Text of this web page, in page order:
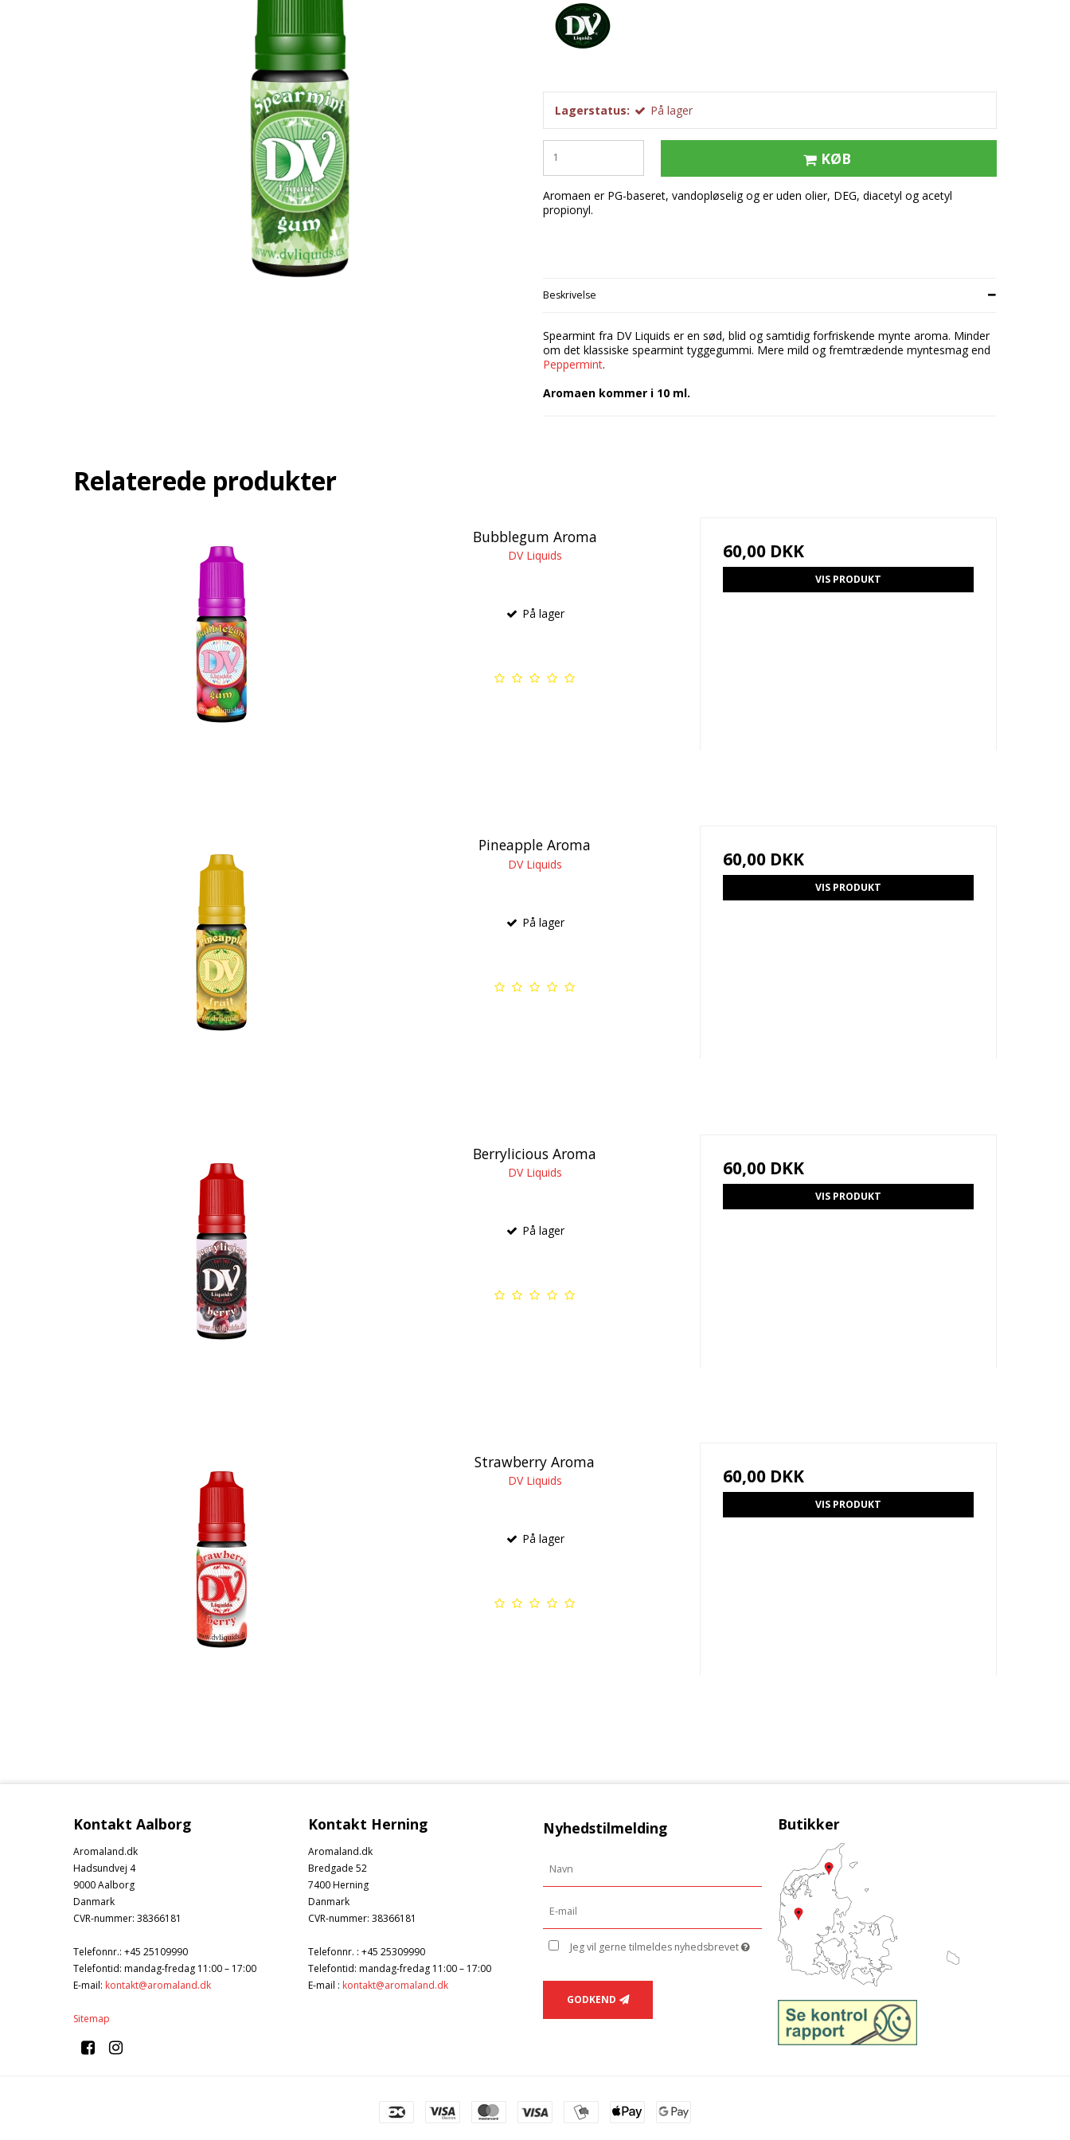
Lakrids aroma
Menthol aroma
Solbær aroma
Tobak aroma
M-Flavours
Ruffian
Startsæt
Tilbehør
Flødeboller
Is
Lagerstatus: På lager
KØB
Aromaen er PG-baseret, vandopløselig og er uden olier, DEG, diacetyl og acetyl
propionyl.
Beskrivelse
Spearmint fra DV Liquids er en sød, blid og samtidig forfriskende mynte aroma. Minder
om det klassiske spearmint tyggegummi. Mere mild ogfremtrædende myntesmag end
Peppermint.
Aromaen kommer i 10 ml.
Relaterede produkter
Bubblegum Aroma
DV Liquids
På lager
60,00 DKK
VIS PRODUKT
Pineapple Aroma
DV Liquids
På lager
60,00 DKK
VIS PRODUKT
Berrylicious Aroma
DV Liquids
På lager
60,00 DKK
VIS PRODUKT
Strawberry Aroma
DV Liquids
På lager
60,00 DKK
VIS PRODUKT
Kontakt Aalborg
Aromaland.dk
Hadsundvej 4
9000 Aalborg
Danmark
CVR-nummer: 38366181
Telefonnr.: +45 25109990
Telefontid: mandag-fredag 11:00 – 17:00
E-mail: kontakt@aromaland.dk
Sitemap
Kontakt Herning
Aromaland.dk
Bredgade 52
7400 Herning
Danmark
CVR-nummer: 38366181
Telefonnr. : +45 25309990
Telefontid: mandag-fredag 11:00 – 17:00
E-mail : kontakt@aromaland.dk
Nyhedstilmelding
Jeg vil gerne tilmeldes nyhedsbrevet
GODKEND
Butikker